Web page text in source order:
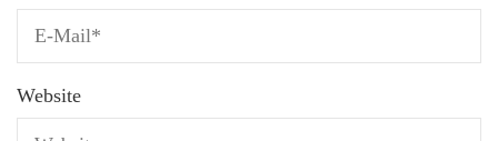
Website